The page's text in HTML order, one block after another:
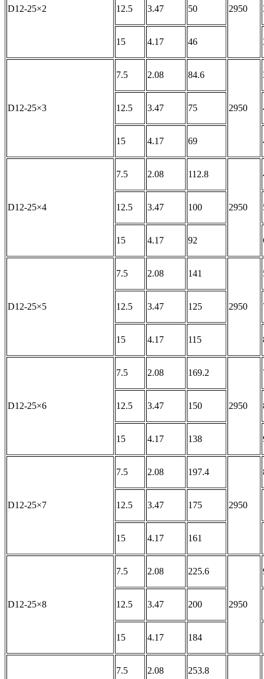
D12-25×2 2950
12.5 3.47 50
15 4.17 46
D12-25×3
7.5 2.08 84.6
2950
12.5 3.47 75
15 4.17 69
D12-25×4
7.5 2.08 112.8
2950
12.5 3.47 100
15 4.17 92
D12-25×5
7.5 2.08 141
2950
12.5 3.47 125
15 4.17 115
D12-25×6
7.5 2.08 169.2
2950
12.5 3.47 150
15 4.17 138
D12-25×7
7.5 2.08 197.4
2950
12.5 3.47 175
15 4.17 161
D12-25×8
7.5 2.08 225.6
2950
12.5 3.47 200
15 4.17 184
7.5 2.08 253.8